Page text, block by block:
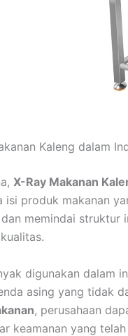
Kaleng dalam
X-Ray Makanan
isi produk makanan
memindai
digunakan dalam
asing yang tidak
, perusahaan
keamanan yang